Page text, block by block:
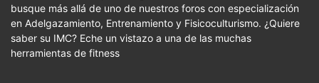
busque más allá de uno de nuestros foros con especialización
en Adelgazamiento, Entrenamiento y Fisicoculturismo. ¿Quiere
saber su IMC? Eche un vistazo a una de las muchas
herramientas de fitness